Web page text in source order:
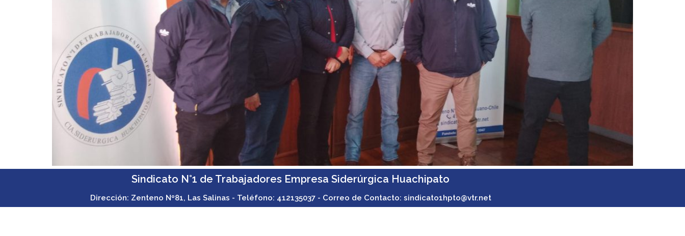
Sindicato N°1 de Trabajadores Empresa Siderúrgica Huachipato
Dirección: Zenteno Nº81, Las Salinas - Teléfono: 412135037 - Correo de Contacto: sindicato1hpto@vtr.net